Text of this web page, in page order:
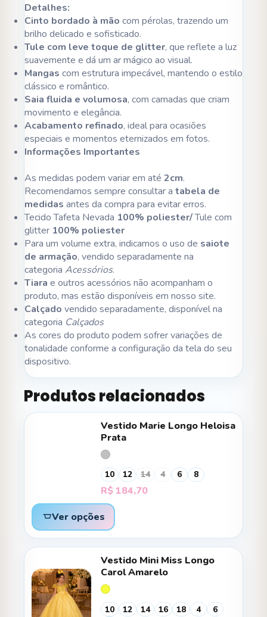
Detalhes:
Cinto bordado à mão com pérolas, trazendo um
brilho delicado e sofisticado.
Tule com leve toque de glitter, que reflete a luz
suavemente e dá um ar mágico ao visual.
Mangas com estrutura impecável, mantendo o estilo
clássico e romântico.
Saia fluida e volumosa, com camadas que criam
movimento e elegância.
Acabamento refinado, ideal para ocasiões
especiais e momentos eternizados em fotos.
Informações Importantes
As medidas podem variar em até 2cm.
Recomendamos sempre consultar a tabela de
medidas antes da compra para evitar erros.
Tecido Tafeta Nevada 100% poliester/Tule com
glitter 100% poliester
Para um volume extra, indicamos o uso de saiote
de armação, vendido separadamente na
categoria Acessórios.
Tiara e outros acessórios não acompanham o
produto, mas estão disponíveis em nosso site.
Calçado vendido separadamente, disponível na
categoria Calçados
As cores do produto podem sofrer variações de
tonalidade conforme a configuração da tela do seu
dispositivo.
Produtos relacionados
Vestido Marie Longo Heloisa
Prata
10 12 14 4 6 8
R$ 184,70
Ver opções
Vestido Mini Miss Longo
Carol Amarelo
10 12 14 16 18 4 6